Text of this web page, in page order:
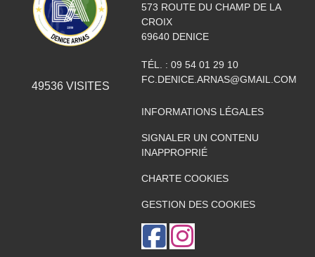
49536VISITES
573 ROUTE DU CHAMP DE LA
CROIX
69640 DENICE
TÉL. : 09 54 01 29 10
FC.DENICE.ARNAS@GMAIL.COM
INFORMATIONS LÉGALES
SIGNALER UN CONTENU
INAPPROPRIÉ
CHARTE COOKIES
GESTION DES COOKIES